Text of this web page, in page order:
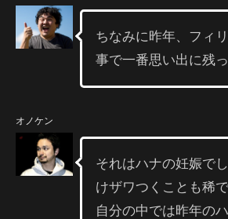
ちなみに昨年、フィ
事で一番思い出に残
オノケン
それはハナの妊娠で
けザワつくことも稀で
自分の中では昨年の